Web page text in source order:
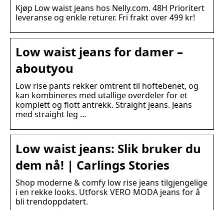
Kjøp Low waist jeans hos Nelly.com. 48H Prioritert
leveranse og enkle returer. Fri frakt over 499 kr!
Low waist jeans for damer –
aboutyou
Low rise pants rekker omtrent til hoftebenet, og
kan kombineres med utallige overdeler for et
komplett og flott antrekk. Straight jeans. Jeans
med straight leg …
Low waist jeans: Slik bruker du
dem nå! | Carlings Stories
Shop moderne & comfy low rise jeans tilgjengelige
i en rekke looks. Utforsk VERO MODA jeans for å
bli trendoppdatert.